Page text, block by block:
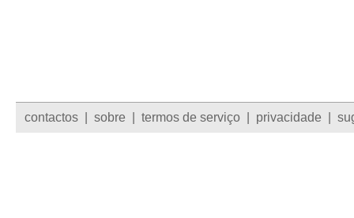
contactos sobre termos de serviço privacidade